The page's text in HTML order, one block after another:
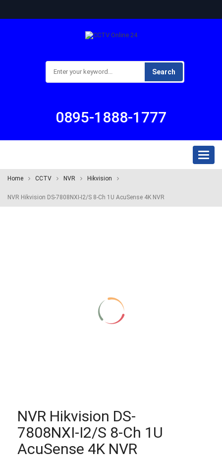
Search
0895-1888-1777
Home CCTV NVR Hikvision
NVR Hikvision DS-7808NXI-I2/S 8-Ch 1U AcuSense 4K NVR
NVR Hikvision DS-
7808NXI-I2/S 8-Ch 1U
AcuSense 4K NVR